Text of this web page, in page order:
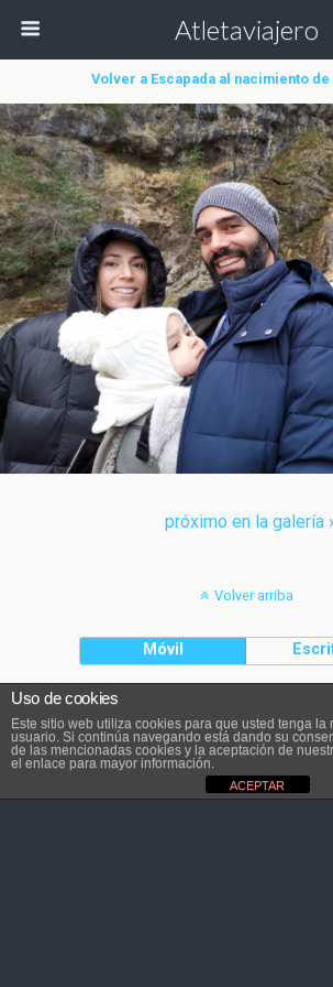
Atletaviajero
Volver a Escapada al nacimiento
próximo en la galería
Volver arriba
Móvil
El contenido pertenece a
Uso de cookies
Este sitio web utiliza cookies para que usted tenga la
usuario. Si continúa navegando está dando su
de las mencionadas cookies y la aceptación de
el enlace para mayor información.
ACEPTAR